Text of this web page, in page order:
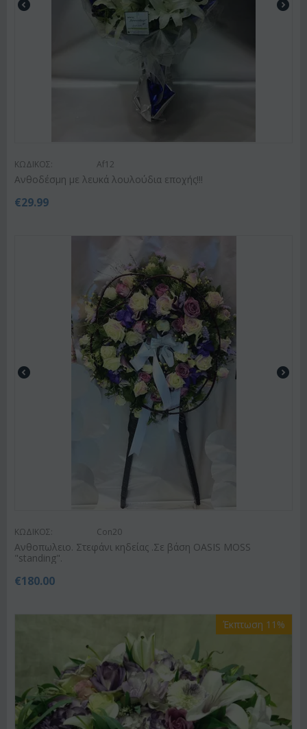
ΚΩΔΙΚΟΣ: Af12
Ανθοδέσμη με λευκά λουλούδια εποχής!!!
€29.99
ΚΩΔΙΚΟΣ: Con20
Ανθοπωλειο. Στεφάνι κηδείας .Σε βάση OASIS MOSS
"standing".
€180.00
Έκπτωση 11%